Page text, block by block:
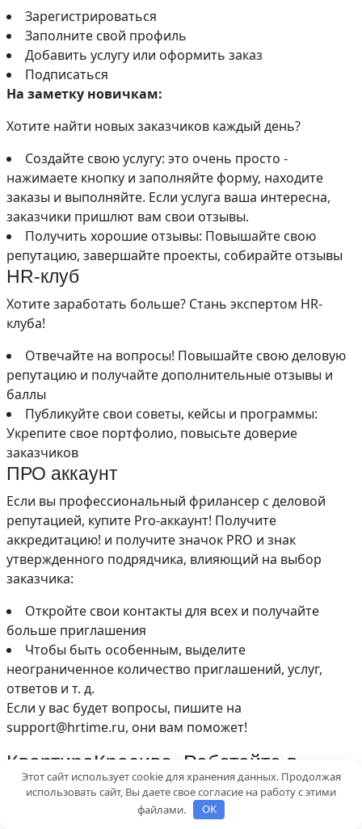
Зарегистрироваться
Заполните свой профиль
Добавить услугу или оформить заказ
Подписаться
На заметку новичкам:
Хотите найти новых заказчиков каждый день?
Создайте свою услугу: это очень просто -
нажимаете кнопку и заполняйте форму, находите
заказы и выполняйте. Если услуга ваша интересна,
заказчики пришлют вам свои отзывы.
Получить хорошие отзывы: Повышайте свою
репутацию, завершайте проекты, собирайте отзывы
HR-клуб
Хотите заработать больше? Стань экспертом HR-
клуба!
Отвечайте на вопросы! Повышайте свою деловую
репутацию и получайте дополнительные отзывы и
баллы
Публикуйте свои советы, кейсы и программы:
Укрепите свое портфолио, повысьте доверие
заказчиков
ПРО аккаунт
Если вы профессиональный фрилансер с деловой
репутацией, купите Pro-аккаунт! Получите
аккредитацию! и получите значок PRO и знак
утвержденного подрядчика, влияющий на выбор
заказчика:
Откройте свои контакты для всех и получайте
больше приглашения
Чтобы быть особенным, выделите
неограниченное количество приглашений, услуг,
ответов и т. д.
Если у вас будет вопросы, пишите на
support@hrtime.ru, они вам поможет!
КвартираКрасиво. Работайте в
оффлайн если Вы строитель
КвартираКрасиво.ру — сайт, на котором можно найти
Этот сайт использует cookie для хранения данных. Продолжая
использовать сайт, Вы даете свое согласие на работу с этими
файлами.
OK